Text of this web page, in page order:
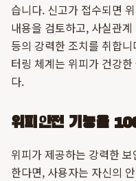
습니다. 신고가 접수되면
내용을 검토하고, 사실관
등의 강력한 조치를 취합
터링 체계는 위피가 건강한
다.
위피안전 기능을
위피가 제공하는 강력한
한다면, 사용자는 자신의